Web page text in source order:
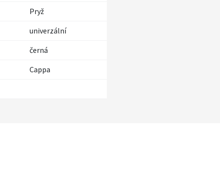
Pryž
univerzální
černá
Cappa